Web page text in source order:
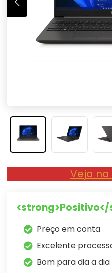
Veja na
Preço em conta
Excelente
Bom para dia a